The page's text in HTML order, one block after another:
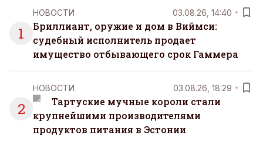
1
НОВОСТИ 03.08.26, 14:40
Бриллиант, оружие и дом в Виймси:
судебный исполнитель продает
имущество отбывающего срок Гаммера
2
НОВОСТИ 03.08.26, 18:29
Тартуские мучные короли стали
крупнейшими производителями
продуктов питания в Эстонии